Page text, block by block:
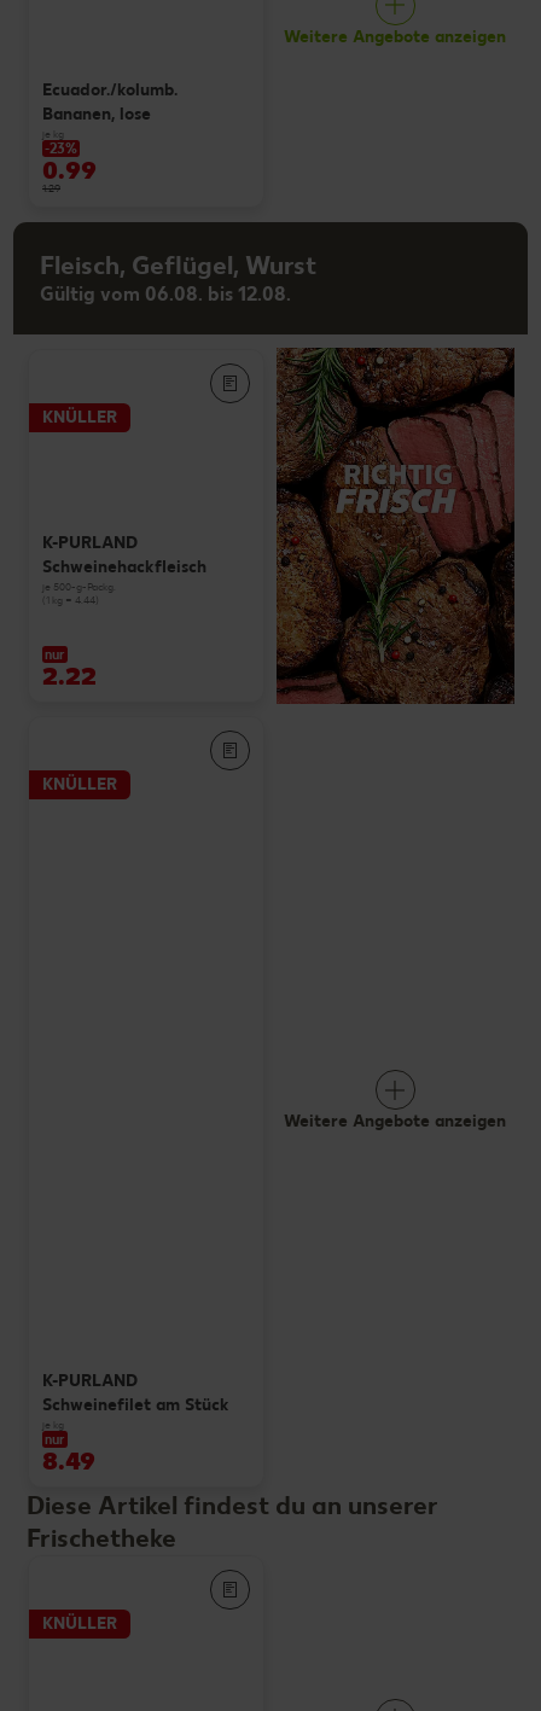
Ecuador./kolumb.
Bananen, lose
je kg
-23%
0.99
1.29
Weitere Angebote anzeigen
Fleisch, Geflügel, Wurst
Gültig vom 06.08. bis 12.08.
KNÜLLER
K-PURLAND
Schweinehackfleisch
je 500-g-Packg.
(1 kg = 4.44)
nur
2.22
KNÜLLER
K-PURLAND
Schweinefilet am Stück
je kg
nur
8.49
Weitere Angebote anzeigen
Diese Artikel findest du an unserer
Frischetheke
KNÜLLER